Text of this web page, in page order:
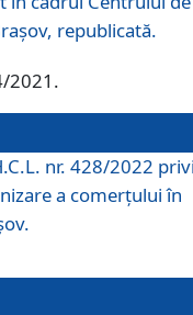
republicată.
2021.
nr. 428/2022
a comerțului în